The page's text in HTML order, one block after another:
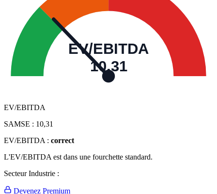
EV/EBITDA
10,31
EV/EBITDA
SAMSE : 10,31
EV/EBITDA : correct
L'EV/EBITDA est dans une fourchette standard.
Secteur Industrie :
Devenez Premium